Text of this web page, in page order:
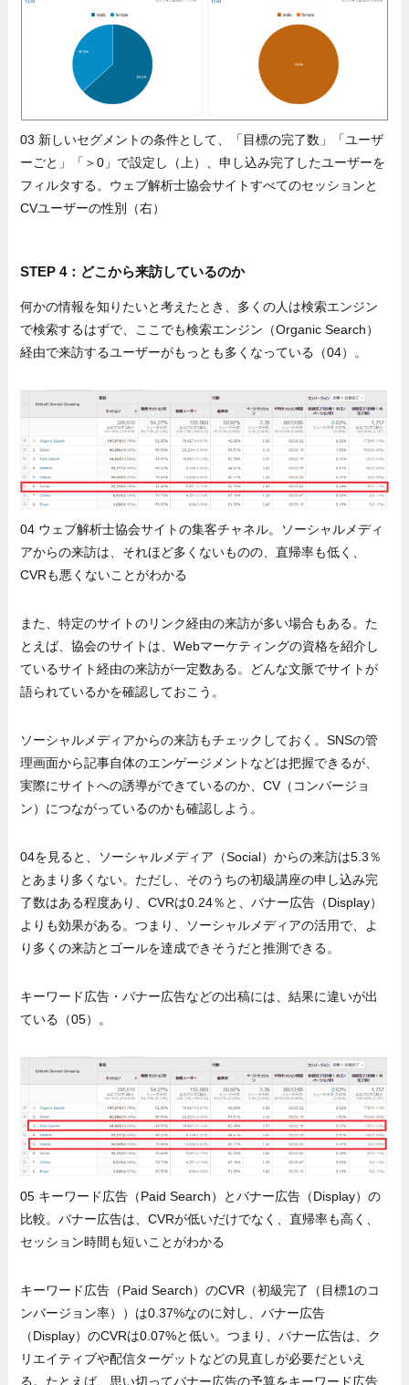
03 新しいセグメントの条件として、「目標の完了数」「ユーザ
ーごと」「＞0」で設定し（上）、申し込み完了したユーザーを
フィルタする。ウェブ解析士協会サイトすべてのセッションと
CVユーザーの性別（右）
STEP 4：どこから来訪しているのか
何かの情報を知りたいと考えたとき、多くの人は検索エンジン
で検索するはずで、ここでも検索エンジン（Organic Search）
経由で来訪するユーザーがもっとも多くなっている（04）。
04 ウェブ解析士協会サイトの集客チャネル。ソーシャルメディ
アからの来訪は、それほど多くないものの、直帰率も低く、
CVRも悪くないことがわかる
また、特定のサイトのリンク経由の来訪が多い場合もある。た
とえば、協会のサイトは、Webマーケティングの資格を紹介し
ているサイト経由の来訪が一定数ある。どんな文脈でサイトが
語られているかを確認しておこう。
ソーシャルメディアからの来訪もチェックしておく。SNSの管
理画面から記事自体のエンゲージメントなどは把握できるが、
実際にサイトへの誘導ができているのか、CV（コンバージョ
ン）につながっているのかも確認しよう。
04を見ると、ソーシャルメディア（Social）からの来訪は5.3％
とあまり多くない。ただし、そのうちの初級講座の申し込み完
了数はある程度あり、CVRは0.24％と、バナー広告（Display）
よりも効果がある。つまり、ソーシャルメディアの活用で、よ
り多くの来訪とゴールを達成できそうだと推測できる。
キーワード広告・バナー広告などの出稿には、結果に違いが出
ている（05）。
05 キーワード広告（Paid Search）とバナー広告（Display）の
比較。バナー広告は、CVRが低いだけでなく、直帰率も高く、
セッション時間も短いことがわかる
キーワード広告（Paid Search）のCVR（初級完了（目標1のコ
ンバージョン率））は0.37%なのに対し、バナー広告
（Display）のCVRは0.07%と低い。つまり、バナー広告は、ク
リエイティブや配信ターゲットなどの見直しが必要だといえ
る。たとえば、思い切ってバナー広告の予算をキーワード広告